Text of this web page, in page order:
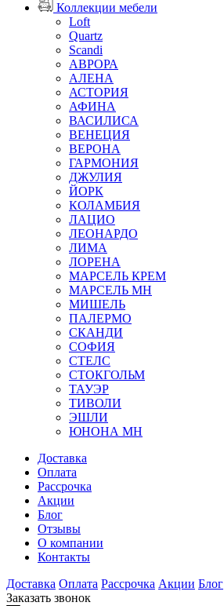
Коллекции мебели
Loft
Quartz
Scandi
АВРОРА
АЛЕНА
АСТОРИЯ
АФИНА
ВАСИЛИСА
ВЕНЕЦИЯ
ВЕРОНА
ГАРМОНИЯ
ДЖУЛИЯ
ЙОРК
КОЛАМБИЯ
ЛАЦИО
ЛЕОНАРДО
ЛИМА
ЛОРЕНА
МАРСЕЛЬ КРЕМ
МАРСЕЛЬ МН
МИШЕЛЬ
ПАЛЕРМО
СКАНДИ
СОФИЯ
СТЕЛС
СТОКГОЛЬМ
ТАУЭР
ТИВОЛИ
ЭШЛИ
ЮНОНА МН
Доставка
Оплата
Рассрочка
Акции
Блог
Отзывы
О компании
Контакты
Доставка Оплата Рассрочка Акции Блог
Заказать звонок